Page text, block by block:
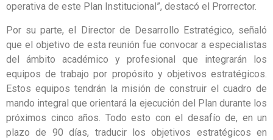
operativa de este Plan Institucional”, destacó el Prorrector.
Por su parte, el Director de Desarrollo Estratégico, señaló
que el objetivo de esta reunión fue convocar a especialistas
del ámbito académico y profesional que integrarán los
equipos de trabajo por propósito y objetivos estratégicos.
Estos equipos tendrán la misión de construir el cuadro de
mando integral que orientará la ejecución del Plan durante los
próximos cinco años. Todo esto con el desafío de, en un
plazo de 90 días, traducir los objetivos estratégicos en